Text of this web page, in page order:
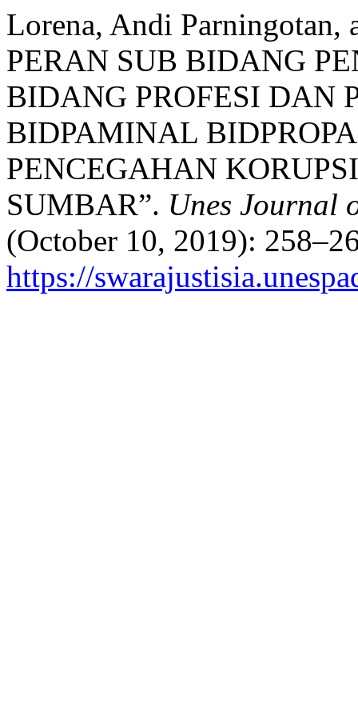
Lorena, Andi
PERAN SUB BIDANG
BIDANG PROFESI DAN
BIDPAMINAL
PENCEGAHAN
SUMBAR”. Unes Journal
(October 10, 2019):
https://